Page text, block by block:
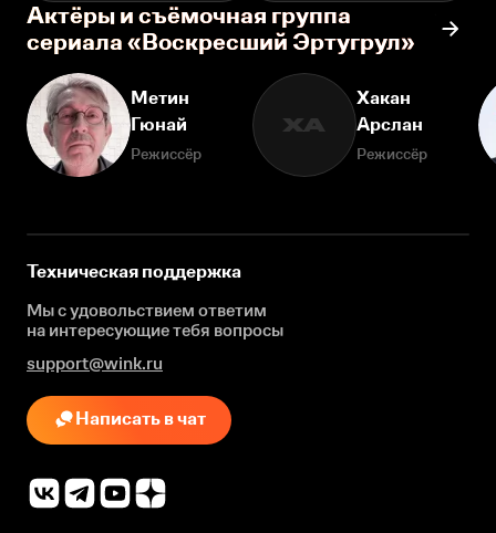
Актёры и съёмочная группа
сериала «Воскресший Эртугрул»
Метин
Гюнай
Режиссёр
ХА
Хакан
Арслан
Режиссёр
Техническая поддержка
Мы с удовольствием ответим
на интересующиетебя вопросы
support@wink.ru
Написать в чат